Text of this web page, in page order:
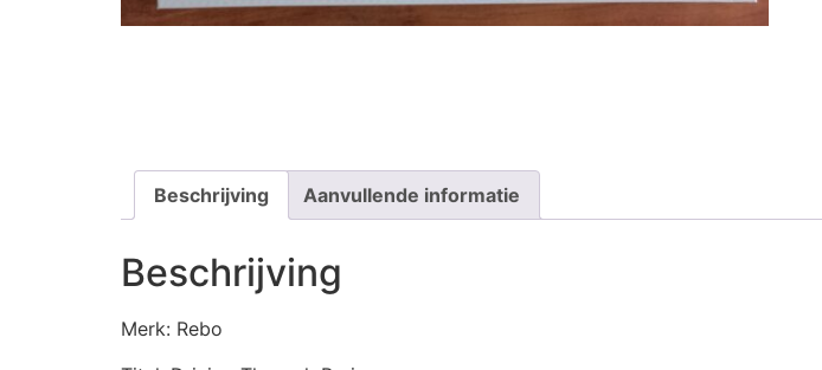
Beschrijving Aanvullende informatie
Beschrijving
Merk: Rebo